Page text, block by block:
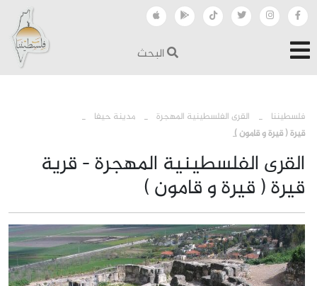
البحث
فلسطيننا القرى الفلسطينية المهجرة مدينة حيفا
قيرة ( قيرة و قامون )
القرى الفلسطينية المهجرة - قرية
قيرة ( قيرة و قامون )